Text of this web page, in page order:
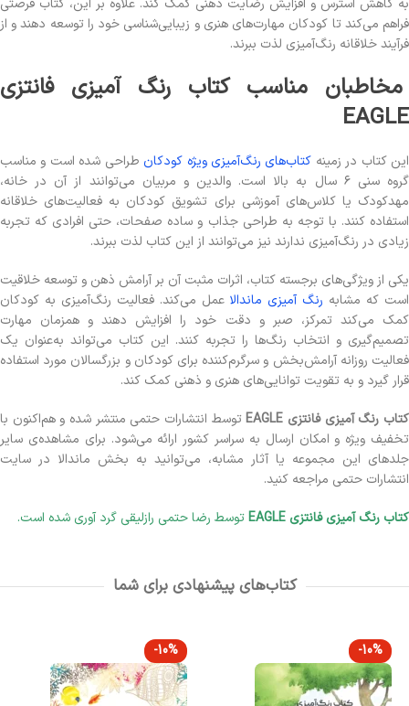
به کاهش استرس و افزایش رضایت ذهنی کمک کند. علاوه بر این، کتاب فرصتی
فراهم می‌کند تا کودکان مهارت‌های هنری و زیبایی‌شناسی خود را توسعه دهند و از
فرآیند خلاقانه رنگ‌آمیزی لذت ببرند.
مخاطبان مناسب کتاب رنگ آمیزی فانتزی
EAGLE
این کتاب در زمینه کتاب‌های رنگ‌آمیزی ویژه کودکان طراحی شده است و مناسب
گروه سنی ۶ سال به بالا است. والدین و مربیان می‌توانند از آن در خانه،
مهدکودک یا کلاس‌های آموزشی برای تشویق کودکان به فعالیت‌های خلاقانه
استفاده کنند. با توجه به طراحی جذاب و ساده صفحات، حتی افرادی که تجربه
زیادی در رنگ‌آمیزی ندارند نیز می‌توانند از این کتاب لذت ببرند.
یکی از ویژگی‌های برجسته کتاب، اثرات مثبت آن بر آرامش ذهن و توسعه خلاقیت
است که مشابه رنگ آمیزی ماندالا عمل می‌کند. فعالیت رنگ‌آمیزی به کودکان
کمک می‌کند تمرکز، صبر و دقت خود را افزایش دهند و همزمان مهارت
تصمیم‌گیری و انتخاب رنگ‌ها را تجربه کنند. این کتاب می‌تواند به‌عنوان یک
فعالیت روزانه آرامش‌بخش و سرگرم‌کننده برای کودکان و بزرگسالان مورد استفاده
قرار گیرد و به تقویت توانایی‌های هنری و ذهنی کمک کند.
کتاب رنگ آمیزی فانتزی EAGLE
توسط انتشارات حتمی منتشر شده و هم‌اکنون با
تخفیف ویژه و امکان ارسال به سراسر کشور ارائه می‌شود. برای مشاهده‌ی سایر
جلدهای این مجموعه یا آثار مشابه، می‌توانید به بخش ماندالا در سایت
انتشارات حتمی مراجعه کنید.
کتاب رنگ آمیزی فانتزی EAGLE
توسط رضا حتمی رازلیقی گرد آوری شده است.
کتاب‌های پیشنهادی برای شما
-10%
-10%